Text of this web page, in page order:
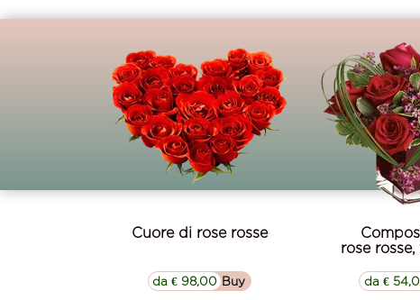
Cuore di rose rosse
▷▷ Buy
da € 98,00
rose
da €